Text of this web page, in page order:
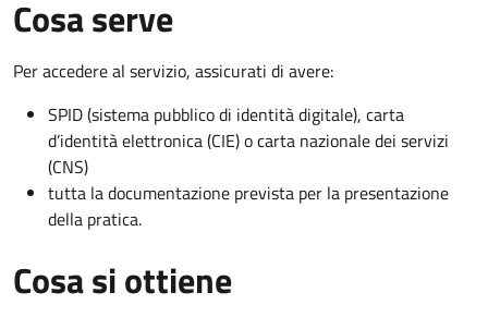
Cosa serve
Per accedere al servizio, assicurati di avere:
SPID (sistema pubblico di identità digitale), carta
d’identità elettronica (CIE) o carta nazionale dei servizi
(CNS)
tutta la documentazione prevista per la presentazione
della pratica.
Cosa si ottiene